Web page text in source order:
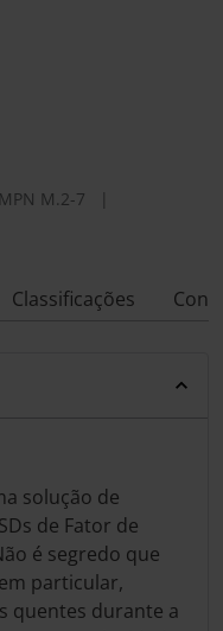
MPN M.2-7
Classificações
solução de
de Fator de
é segredo que
particular,
quentes durante a